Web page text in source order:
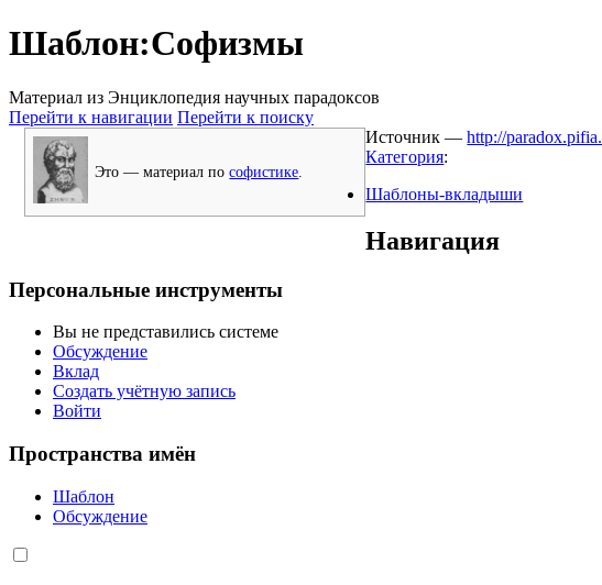
Шаблон:Софизмы
Материал из Энциклопедия научных парадоксов
Перейти к навигации Перейти к поиску
Это — материал пософистике
Источник —http://
Категория:
Шаблоны-вкладыши
Навигация
Персональные инструменты
Вы не представились системе
Обсуждение
Вклад
Создать учётную запись
Войти
Пространства имён
Шаблон
Обсуждение